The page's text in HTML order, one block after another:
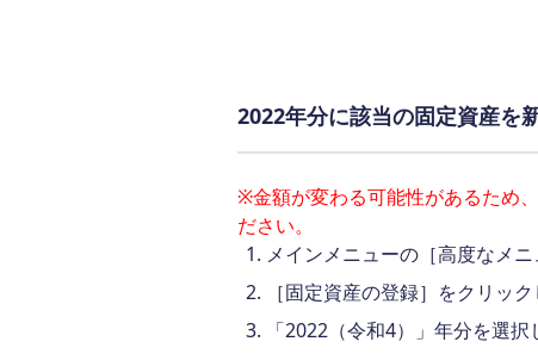
2022年分に該当の固定資産を
※金額が変わる可能性があるため
ださい。
メインメニューの［高度なメニ
［固定資産の登録］をクリック
「2022（令和4）」年分を選択